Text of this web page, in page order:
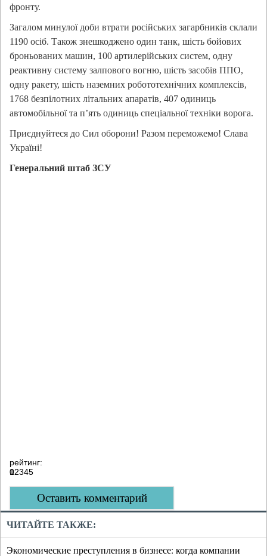
фронту.
Загалом минулої доби втрати російських загарбників склали
1190 осіб. Також знешкоджено один танк, шість бойових
броньованих машин, 100 артилерійських систем, одну
реактивну систему залпового вогню, шість засобів ППО,
одну ракету, шість наземних робототехнічних комплексів,
1768 безпілотних літальних апаратів, 407 одиниць
автомобільної та п’ять одиниць спеціальної техніки ворога.
Приєднуйтеся до Сил оборони! Разом переможемо! Слава
Україні!
Генеральний штаб ЗСУ
рейтинг:
0
12345
Оставить комментарий
ЧИТАЙТЕ ТАКЖЕ:
Экономические преступления в бизнесе: когда компании